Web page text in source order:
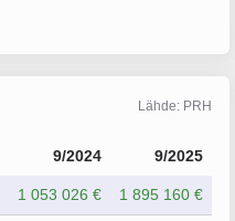
Lähde: PRH
9/2024 9/2025
1 053 026 € 1 895 160 €